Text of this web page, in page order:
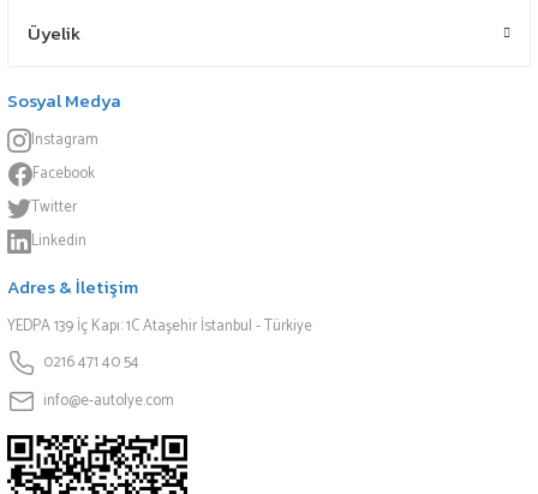
Üyelik
Sosyal Medya
Instagram
Facebook
Twitter
Linkedin
Adres & İletişim
YEDPA 139 İç Kapı: 1C Ataşehir İstanbul - Türkiye
0216 471 40 54
info@e-autolye.com